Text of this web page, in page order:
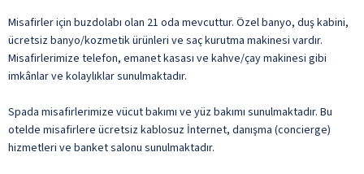
Misafirler için buzdolabı olan 21 oda mevcuttur. Özel banyo, duş kabini,
ücretsiz banyo/kozmetik ürünleri ve saç kurutma makinesi vardır.
Misafirlerimize telefon, emanet kasası ve kahve/çay makinesi gibi
imkânlar ve kolaylıklar sunulmaktadır.
Spada misafirlerimize vücut bakımı ve yüz bakımı sunulmaktadır. Bu
otelde misafirlere ücretsiz kablosuz İnternet, danışma (concierge)
hizmetleri ve banket salonu sunulmaktadır.